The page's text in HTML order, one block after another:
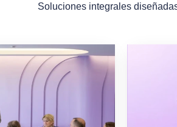
Soluciones integrales